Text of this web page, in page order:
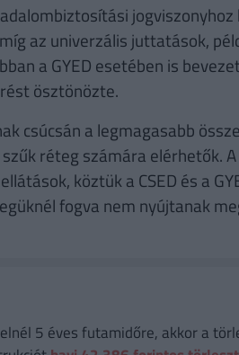
az univerzális juttatások,
a GYED esetében is
ösztönözte.
csúcsán a legmagasabb
réteg számára elérhetők.
köztük a CSED és a
fogva nem nyújtanak
5 éves futamidőre, akkor a